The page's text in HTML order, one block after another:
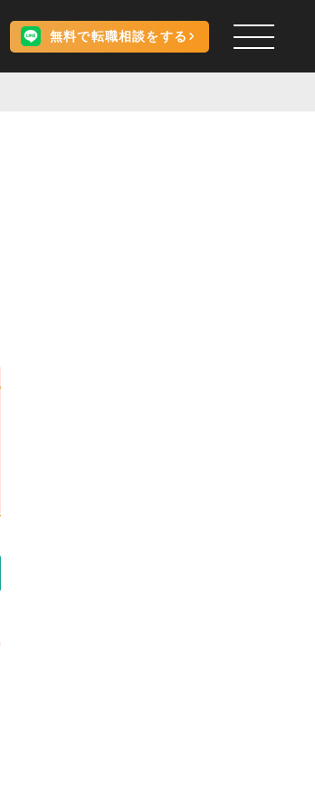
無料で転職相談をする